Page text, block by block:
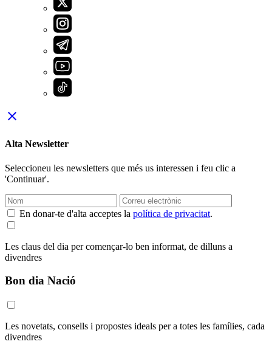
close
Alta Newsletter
Seleccioneu les newsletters que més us interessen i feu clic a
'Continuar'.
En donar-te d'alta acceptes la política de privacitat.
Les claus del dia per començar-lo ben informat, de dilluns a
divendres
Bon dia Nació
Les novetats, consells i propostes ideals per a totes les famílies, cada
divendres